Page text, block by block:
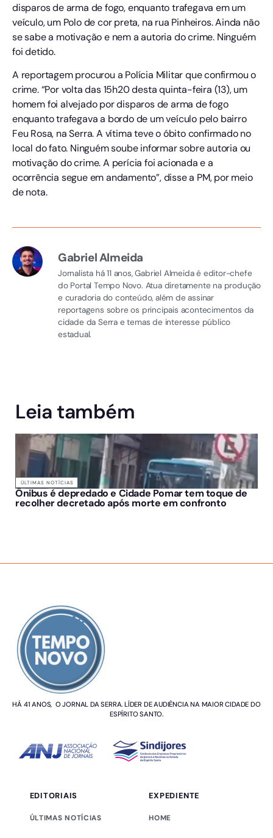
disparos de arma de fogo, enquanto trafegava em um
veículo, um Polo de cor preta, na rua Pinheiros. Ainda não
se sabe a motivação e nem a autoria do crime. Ninguém
foi detido.
A reportagem procurou a Polícia Militar que confirmou o
crime. “Por volta das 15h20 desta quinta-feira (13), um
homem foi alvejado por disparos de arma de fogo
enquanto trafegava a bordo de um veículo pelo bairro
Feu Rosa, na Serra. A vítima teve o óbito confirmado no
local do fato. Ninguém soube informar sobre autoria ou
motivação do crime. A perícia foi acionada e a
ocorrência segue em andamento”, disse a PM, por meio
de nota.
Gabriel Almeida
Jornalista há 11 anos, Gabriel Almeida é editor-chefe
do Portal Tempo Novo. Atua diretamente na produção
e curadoria do conteúdo, além de assinar
reportagens sobre os principais acontecimentos da
cidade da Serra e temas de interesse público
estadual.
Leia também
ÚLTIMAS NOTÍCIAS
Ônibus é depredado e Cidade Pomar tem toque de
recolher decretado após morte em confronto
HÁ 41 ANOS, O JORNAL DA SERRA. LÍDER DE AUDIÊNCIA NA MAIOR CIDADE DO
ESPÍRITO SANTO.
EDITORIAIS
ÚLTIMAS NOTÍCIAS
EXPEDIENTE
HOME